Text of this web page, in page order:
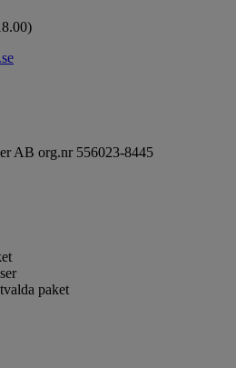
AB org.nr 556023-8445
paket